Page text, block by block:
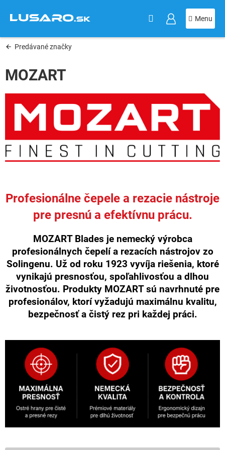
obsah
Predávané značky
MOZART
Profesionálne čepele a rezacie nástroje
pre presnú a efektívnu prácu.
MOZART Blades je nemecký výrobca
profesionálnych čepelí a rezacích nástrojov zo
Solingenu. Už od roku 1923 vyvíja riešenia, ktoré
vynikajú presnosťou, spoľahlivosťou a dlhou
životnosťou. Produkty MOZART sú navrhnuté pre
profesionálov, ktorí vyžadujú maximálnu kvalitu,
bezpečnosť a čistý rez pri každej práci.